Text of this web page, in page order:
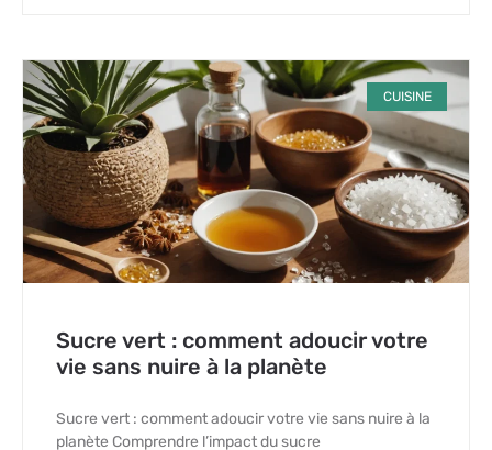
CUISINE
Sucre vert : comment adoucir votre
vie sans nuire à la planète
Sucre vert : comment adoucir votre vie sans nuire à la
planète Comprendre l’impact du sucre